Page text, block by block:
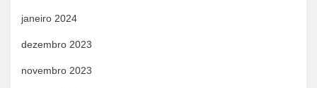
janeiro 2024
dezembro 2023
novembro 2023